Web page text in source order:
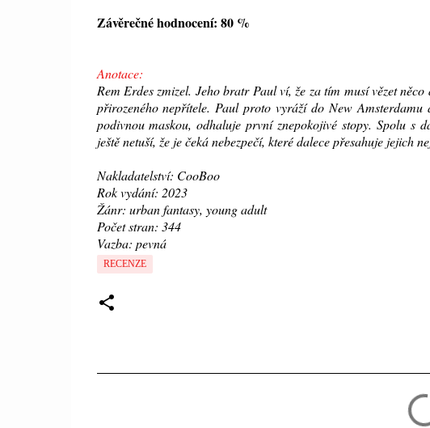
Závěrečné hodnocení: 80 %
Anotace:
Rem Erdes zmizel. Jeho bratr Paul ví, že za tím musí vězet
přirozeného nepřítele. Paul proto vyráží do New
podivnou maskou, odhaluje první znepokojivé stopy. Spolu
ještě netuší, že je čeká nebezpečí, které dalece přesahuje jejich
Nakladatelství: CooBoo
Rok vydání: 2023
Žánr: urban fantasy, young adult
Počet stran: 344
Vazba: pevná
RECENZE